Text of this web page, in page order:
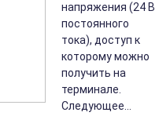
напряжения (24 В
постоянного
тока), доступ к
которому можно
получить на
терминале.
Следующее...